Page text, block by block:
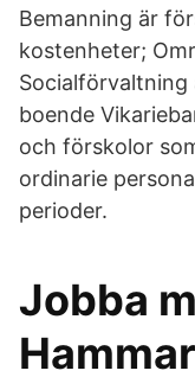
Bemanning är
kostenheter;
Socialförvaltning
boende
och förskolor
ordinarie
perioder.
Jobba